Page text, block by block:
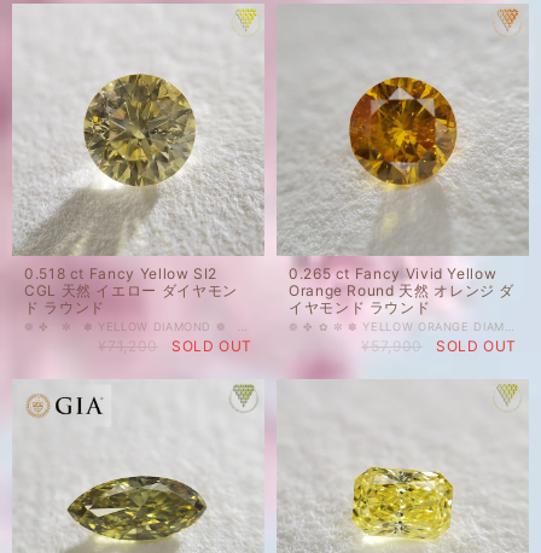
0.518 ct Fancy Yellow SI2
CGL 天然 イエロー ダイヤモン
ド ラウンド
¥71,200 SOLD OUT
0.265 ct Fancy Vivid Yellow
Orange Round 天然 オレンジ ダ
イヤモンド ラウンド
¥57,900 SOLD OUT